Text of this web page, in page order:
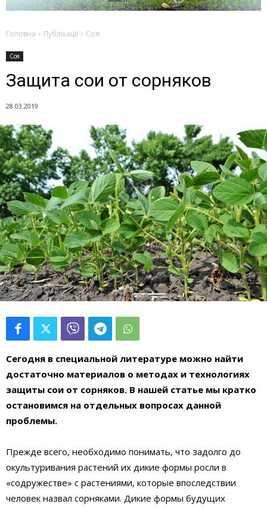
Головна Публікації Соя
Соя
Защита сои от сорняков
28.03.2019
Сегодня в специальной литературе можно найти
достаточно материалов о методах и технологиях
защиты сои от сорняков. В нашей статье мы кратко
остановимся на отдельных вопросах данной
проблемы.
Прежде всего, необходимо понимать, что задолго до
окультуривания растений их дикие формы росли в
«содружестве» с растениями, которые впоследствии
человек назвал сорняками. Дикие формы будущих